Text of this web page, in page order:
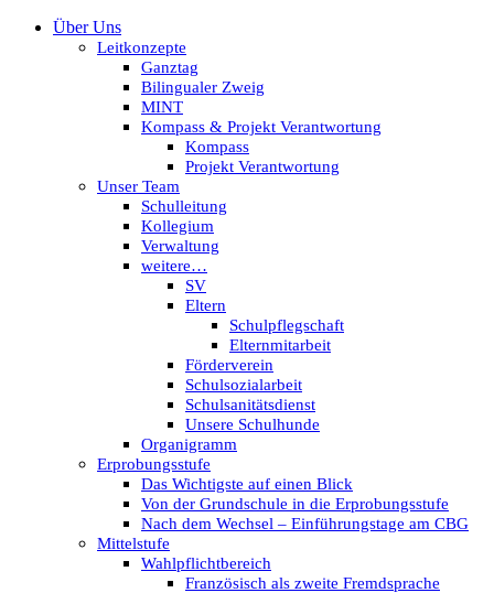
Über Uns
Leitkonzepte
Ganztag
Bilingualer Zweig
MINT
Kompass & Projekt Verantwortung
Kompass
Projekt Verantwortung
Unser Team
Schulleitung
Kollegium
Verwaltung
weitere…
SV
Eltern
Schulpflegschaft
Elternmitarbeit
Förderverein
Schulsozialarbeit
Schulsanitätsdienst
Unsere Schulhunde
Organigramm
Erprobungsstufe
Das Wichtigste auf einen Blick
Von der Grundschule in die Erprobungsstufe
Nach dem Wechsel – Einführungstage am CBG
Mittelstufe
Wahlpflichtbereich
Französisch als zweite Fremdsprache